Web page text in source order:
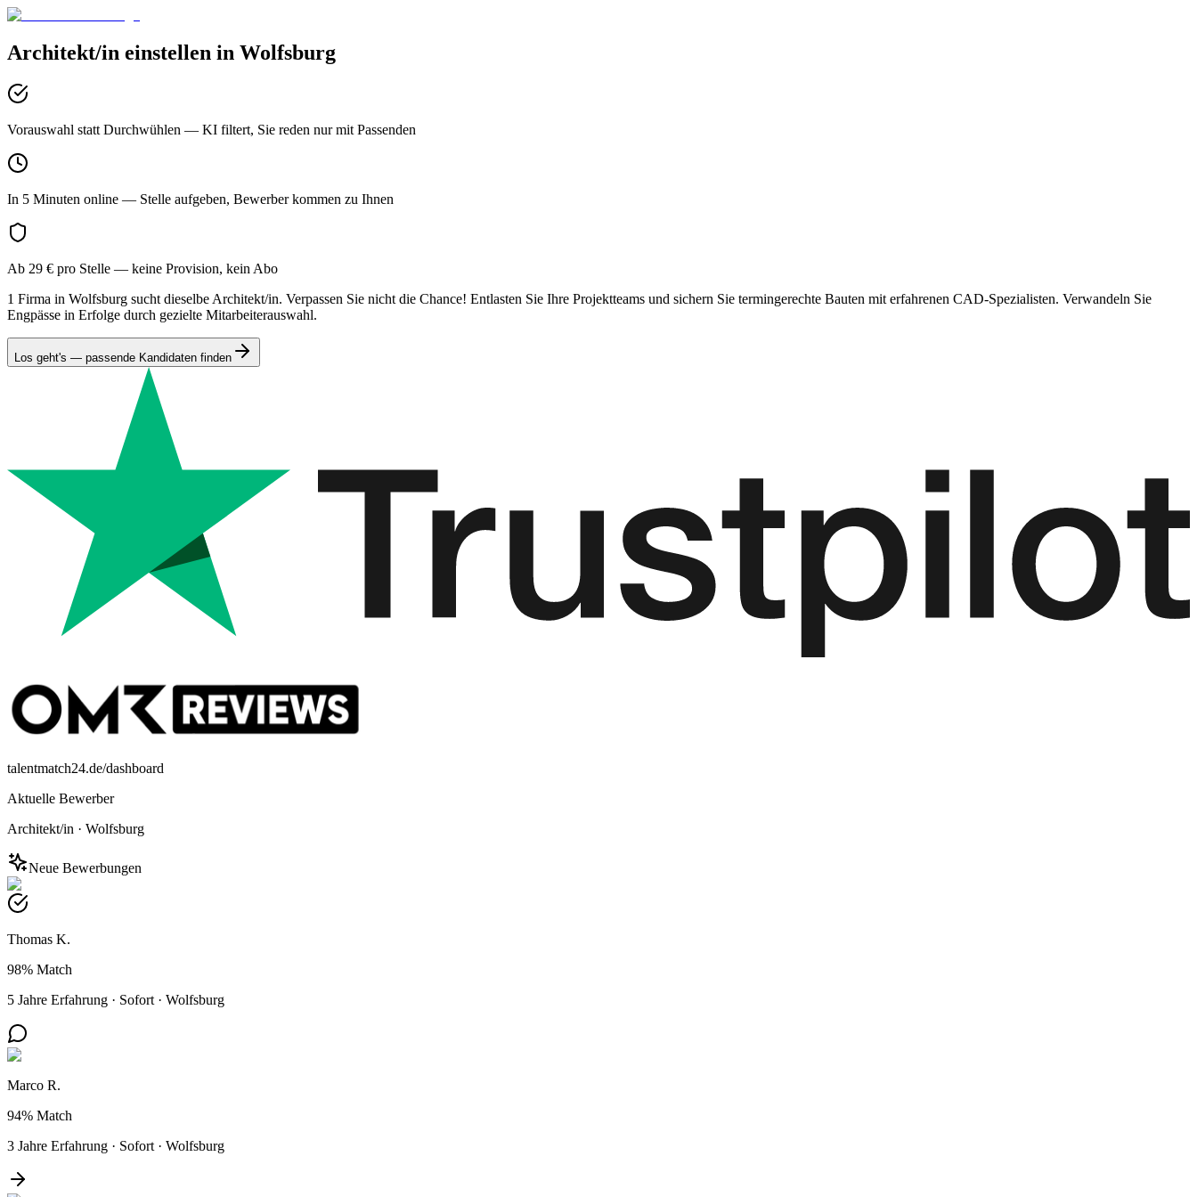
Architekt/in einstellen in Wolfsburg
Vorauswahl statt Durchwühlen — KI filtert, Sie reden nur mit Passenden
In 5 Minuten online — Stelle aufgeben, Bewerber kommen zu Ihnen
Ab 29 € pro Stelle — keine Provision, kein Abo
1 Firma in Wolfsburg sucht dieselbe Architekt/in. Verpassen Sie nicht die Chance! Entlasten Sie Ihre Projektteams und sichern Sie termingerechte Bauten mit erfahrenen CAD-Spezialisten. Verwandeln Sie
Engpässe in Erfolge durch gezielte Mitarbeiterauswahl.
Los geht's — passende Kandidaten finden
talentmatch24.de/dashboard
Aktuelle Bewerber
Architekt/in · Wolfsburg
Neue Bewerbungen
Thomas K.
98% Match
5 Jahre Erfahrung · Sofort · Wolfsburg
Marco R.
94% Match
3 Jahre Erfahrung · Sofort · Wolfsburg